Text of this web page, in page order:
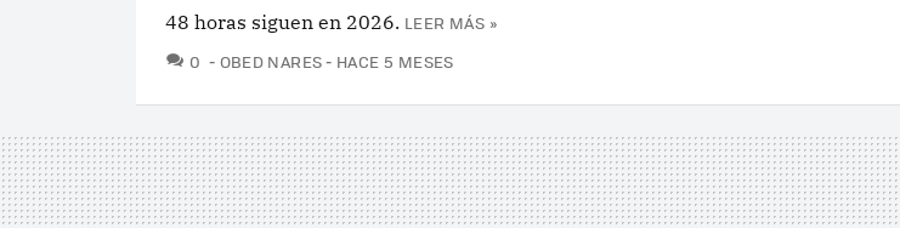
48 horas siguen en 2026. LEER MÁS »
0 COMENTARIOS
OBED NARES HACE 5 MESES